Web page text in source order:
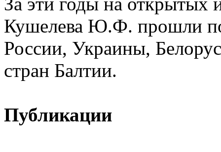
Кушелева Ю.Ф. прошли
России, Украины,
стран Балтии.
Публикации